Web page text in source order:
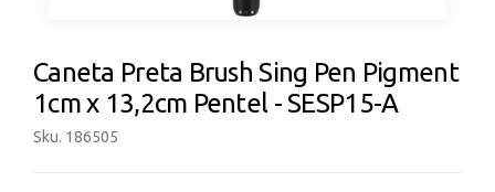
Caneta Preta Brush Sing Pen Pigment
1cm x 13,2cm Pentel - SESP15-A
Sku. 186505